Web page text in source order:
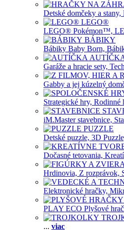
Detské domčeky a stany,
LEGO®
LEGO® Pokémon™,
BÁBIKY
Bábiky Baby Born,
Garáže a hracie sety,
Gabby a jej kúzelný
Strategické hry, Rodinné
iM.Master stavebnice,
PUZZLE
Detské puzzle, 3D
Dočasné tetovania,
Hrdinovia, Z rozprávok,
Elektronické hračky,
PLAY ECO Plyšové
... viac